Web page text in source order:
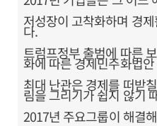
저성장이 고착화하며 경
다.
트럼프정부 출범에 따른
화에 따른 경제민주화법
최대 난관은 경제를 떠받
림을 그리기가 쉽지 않기
2017년 주요그룹이 해결